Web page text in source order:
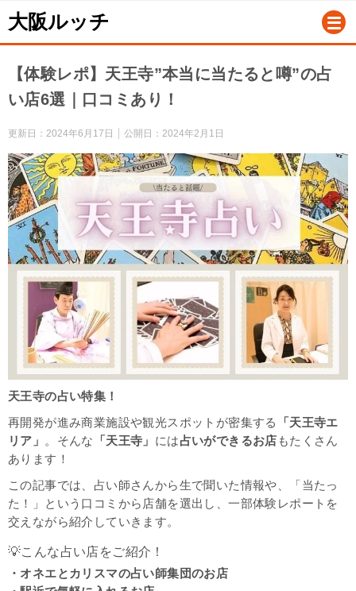
大阪ルッチ
【体験レポ】天王寺”本当に当たると噂”の占
い店6選｜口コミあり！
更新日： 2024年6月17日 公開日： 2024年2月1日
天王寺の占い特集！
再開発が進み商業施設や観光スポットが密集する
「天王寺エ
リア」
。そんな 「天王寺」 には占いができるお店 もたくさん
あります！
この記事では、占い師さんから生で聞いた情報や、「当たっ
た！」という口コミから店舗を選出し、一部体験レポートを
交えながら紹介していきます。
💡こんな占い店をご紹介！
・オネエとカリスマの占い師集団のお店